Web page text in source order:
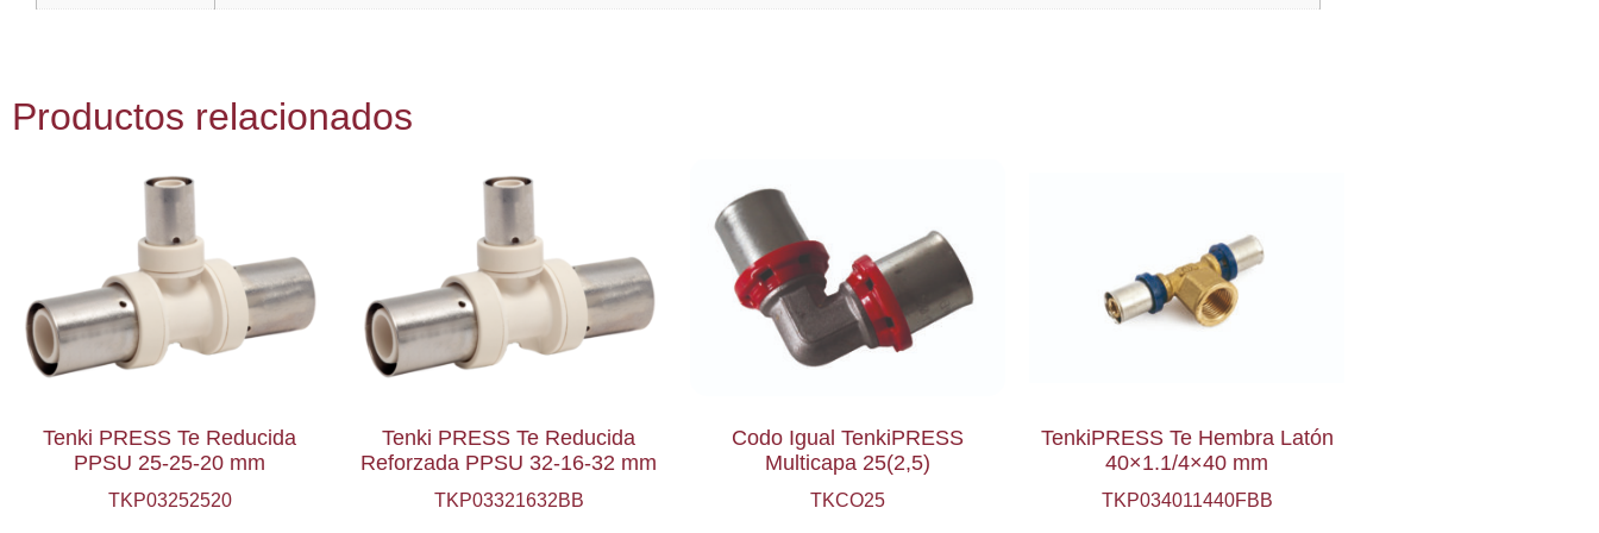
Productos relacionados
Tenki PRESS Te Reducida
PPSU 25-25-20 mm
TKP03252520
Tenki PRESS Te Reducida
Reforzada PPSU 32-16-32 mm
TKP03321632BB
Codo Igual TenkiPRESS
Multicapa 25(2,5)
TKCO25
TenkiPRESS Te Hembra Latón
40×1.1/4×40 mm
TKP034011440FBB